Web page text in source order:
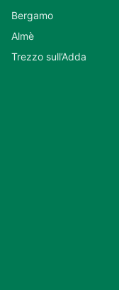
Bergamo
Almè
Trezzo sull’Adda